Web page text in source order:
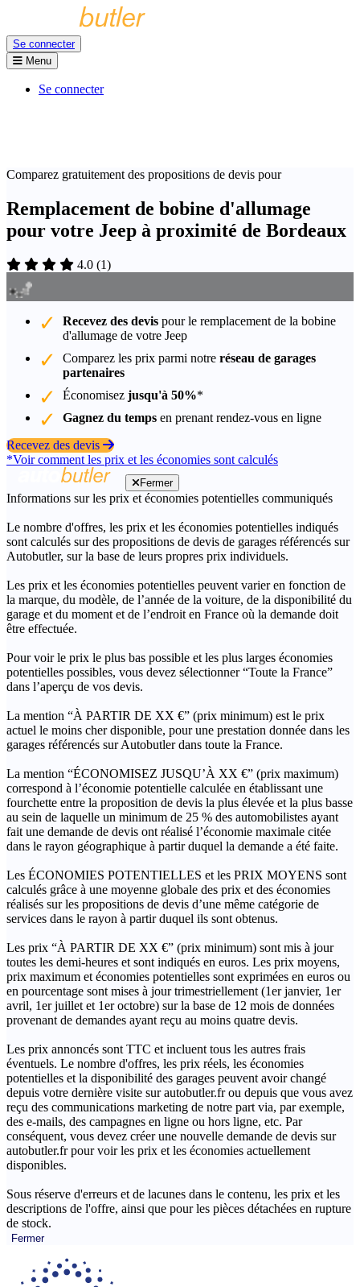
Se connecter
Menu
Se connecter
Comparez gratuitement des propositions de devis pour
Remplacement de bobine d'allumage
pour votre Jeep à proximité de Bordeaux
4.0 (1)
Recevez des devis pour le remplacement de la bobine
d'allumage de votre Jeep
Comparez les prix parmi notre réseau de garages
partenaires
Économisez jusqu'à 50%*
Gagnez du temps en prenant rendez-vous en ligne
Recevez des devis
*Voir comment les prix et les économies sont calculés
Fermer
Informations sur les prix et économies potentielles communiqués
Le nombre d'offres, les prix et les économies potentielles indiqués
sont calculés sur des propositions de devis de garages référencés sur
Autobutler, sur la base de leurs propres prix individuels.
Les prix et les économies potentielles peuvent varier en fonction de
la marque, du modèle, de l’année de la voiture, de la disponibilité du
garage et du moment et de l’endroit en France où la demande doit
être effectuée.
Pour voir le prix le plus bas possible et les plus larges économies
potentielles possibles, vous devez sélectionner “Toute la France”
dans l’aperçu de vos devis.
La mention “À PARTIR DE XX €” (prix minimum) est le prix
actuel le moins cher disponible, pour une prestation donnée dans les
garages référencés sur Autobutler dans toute la France.
La mention “ÉCONOMISEZ JUSQU’À XX €” (prix maximum)
correspond à l’économie potentielle calculée en établissant une
fourchette entre la proposition de devis la plus élevée et la plus basse
au sein de laquelle un minimum de 25 % des automobilistes ayant
fait une demande de devis ont réalisé l’économie maximale citée
dans le rayon géographique à partir duquel la demande a été faite.
Les ÉCONOMIES POTENTIELLES et les PRIX MOYENS sont
calculés grâce à une moyenne globale des prix et des économies
réalisés sur les propositions de devis d’une même catégorie de
services dans le rayon à partir duquel ils sont obtenus.
Les prix “À PARTIR DE XX €” (prix minimum) sont mis à jour
toutes les demi-heures et sont indiqués en euros. Les prix moyens,
prix maximum et économies potentielles sont exprimées en euros ou
en pourcentage sont mises à jour trimestriellement (1er janvier, 1er
avril, 1er juillet et 1er octobre) sur la base de 12 mois de données
provenant de demandes ayant reçu au moins quatre devis.
Les prix annoncés sont TTC et incluent tous les autres frais
éventuels. Le nombre d'offres, les prix réels, les économies
potentielles et la disponibilité des garages peuvent avoir changé
depuis votre dernière visite sur autobutler.fr ou depuis que vous avez
reçu des communications marketing de notre part via, par exemple,
des e-mails, des campagnes en ligne ou hors ligne, etc. Par
conséquent, vous devez créer une nouvelle demande de devis sur
autobutler.fr pour voir les prix et les économies actuellement
disponibles.
Sous réserve d'erreurs et de lacunes dans le contenu, les prix et les
descriptions de l'offre, ainsi que pour les pièces détachées en rupture
de stock.
Fermer